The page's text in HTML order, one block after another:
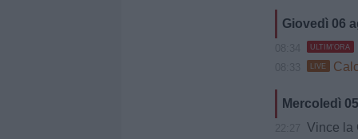
Giovedì 06
ULTIM'ORA
LIVE
Mercoledì
Vince la